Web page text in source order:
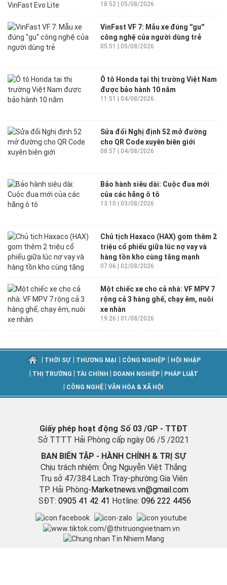
18:52 | 05/08/2026
VinFast VF 7: Mẫu xe đúng ''gu''
công nghệ của người dùng trẻ
05:51 | 05/08/2026
Ô tô Honda tại thị trường Việt Nam
được bảo hành 10 năm
11:51 | 04/08/2026
Sửa đổi Nghị định 52 mở đường
cho QR Code xuyên biên giới
08:57 | 04/08/2026
Bảo hành siêu dài: Cuộc đua mới
của các hãng ô tô
13:10 | 03/08/2026
Chủ tịch Haxaco (HAX) gom thêm 2
triệu cổ phiếu giữa lúc nợ vay và
hàng tồn kho cùng tăng mạnh
07:06 | 02/08/2026
Một chiếc xe cho cả nhà: VF MPV 7
rộng cả 3 hàng ghế, chạy êm, nuôi
xe nhàn
19:26 | 01/08/2026
THỜI SỰ THƯƠNG MẠI CÔNG NGHIỆP HỘI NHẬP
THỊ TRƯỜNG TÀI CHÍNH DOANH NGHIỆP PHÁP LUẬT
CÔNG NGHỆ VĂN HÓA & XÃ HỘI
Giấy phép hoạt động Số 03 /GP - TTĐT
Sở TTTT Hải Phòng cấp ngày 06 /5 /2021
BAN BIÊN TẬP - HÀNH CHÍNH & TRỊ SỰ
Chịu trách nhiệm: Ông Nguyễn Việt Thắng
Trụ sở 47/384 Lạch Tray-phường Gia Viên
TP. Hải Phòng- Marketnews.vn@gmail.com
SĐT: 0905 41 42 41 Hotline: 096 222 4456